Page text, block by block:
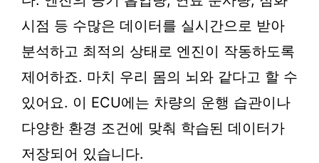
시점 등 수많은 데이터를 실시간으로 받아
분석하고 최적의 상태로 엔진이 작동하도록
제어하죠. 마치 우리 몸의 뇌와 같다고 할 수
있어요. 이 ECU에는 차량의 운행 습관이나
다양한 환경 조건에 맞춰 학습된 데이터가
저장되어 있습니다.